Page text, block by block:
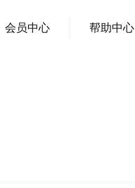
会员中心 帮助中心